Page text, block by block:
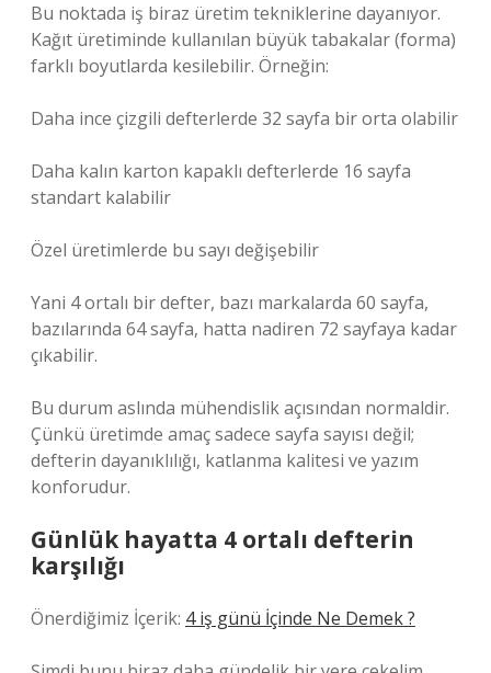
Bu noktada iş biraz üretim tekniklerine dayanıyor.
Kağıt üretiminde kullanılan büyük tabakalar (forma)
farklı boyutlarda kesilebilir. Örneğin:
Daha ince çizgili defterlerde 32 sayfa bir orta olabilir
Daha kalın karton kapaklı defterlerde 16 sayfa
standart kalabilir
Özel üretimlerde bu sayı değişebilir
Yani 4 ortalı bir defter, bazı markalarda 60 sayfa,
bazılarında 64 sayfa, hatta nadiren 72 sayfaya kadar
çıkabilir.
Bu durum aslında mühendislik açısından normaldir.
Çünkü üretimde amaç sadece sayfa sayısı değil;
defterin dayanıklılığı, katlanma kalitesi ve yazım
konforudur.
Günlük hayatta 4 ortalı defterin
karşılığı
Önerdiğimiz İçerik: 4 iş günü İçinde Ne Demek ?